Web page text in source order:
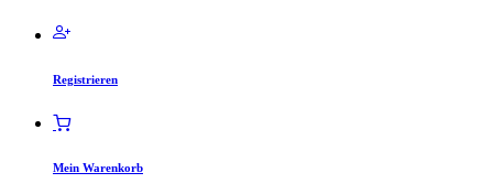
Registrieren
Mein Warenkorb